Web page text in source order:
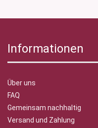
Informationen
Über uns
FAQ
Gemeinsam nachhaltig
Versand und Zahlung